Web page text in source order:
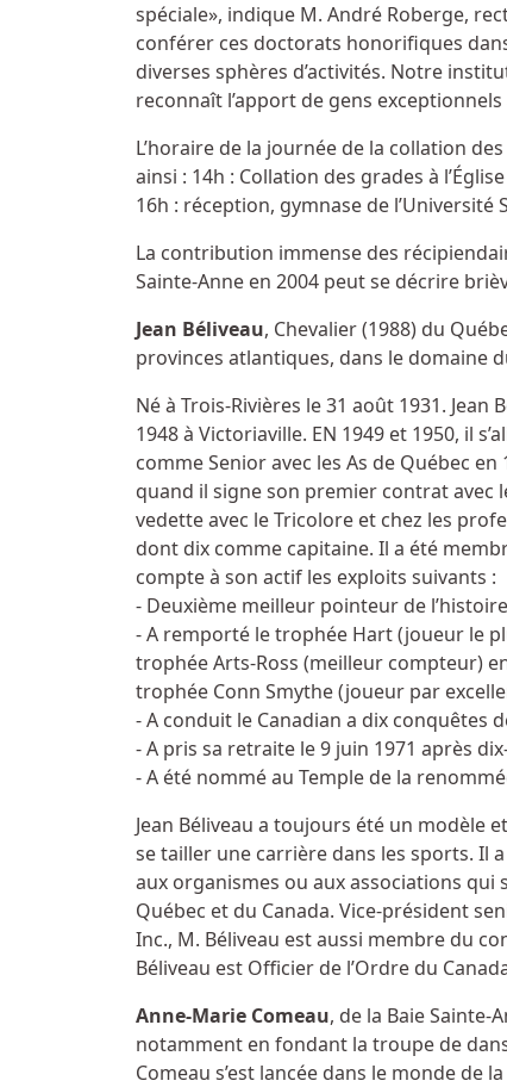
spéciale», indique M. André Roberge,
conférer ces doctorats honorifiques
diverses sphères d’activités. Notre
reconnaît l’apport de gens
L’horaire de la journée de la collation
ainsi : 14h : Collation des grades à
16h : réception, gymnase de l’Université
La contribution immense des
Sainte-Anne en 2004 peut se décrire
Jean Béliveau, Chevalier (1988) du
provinces atlantiques, dans le domaine
Né à Trois-Rivières le 31 août 1931.
1948 à Victoriaville. EN 1949 et 1950, il
comme Senior avec les As de Québec
quand il signe son premier contrat avec
vedette avec le Tricolore et chez les
dont dix comme capitaine. Il a été
compte à son actif les exploits suivants :
- Deuxième meilleur pointeur de
- A remporté le trophée Hart (joueur le
trophée Arts-Ross (meilleur compteur)
trophée Conn Smythe (joueur par
- A conduit le Canadian a dix conquêtes
- A pris sa retraite le 9 juin 1971 après
- A été nommé au Temple de la
Jean Béliveau a toujours été un modèle
se tailler une carrière dans les sports. Il
aux organismes ou aux associations qui
Québec et du Canada. Vice-président
Inc., M. Béliveau est aussi membre du
Béliveau est Officier de l’Ordre du
Anne-Marie Comeau, de la Baie Sainte-
notamment en fondant la troupe de
Comeau s’est lancée dans le monde de